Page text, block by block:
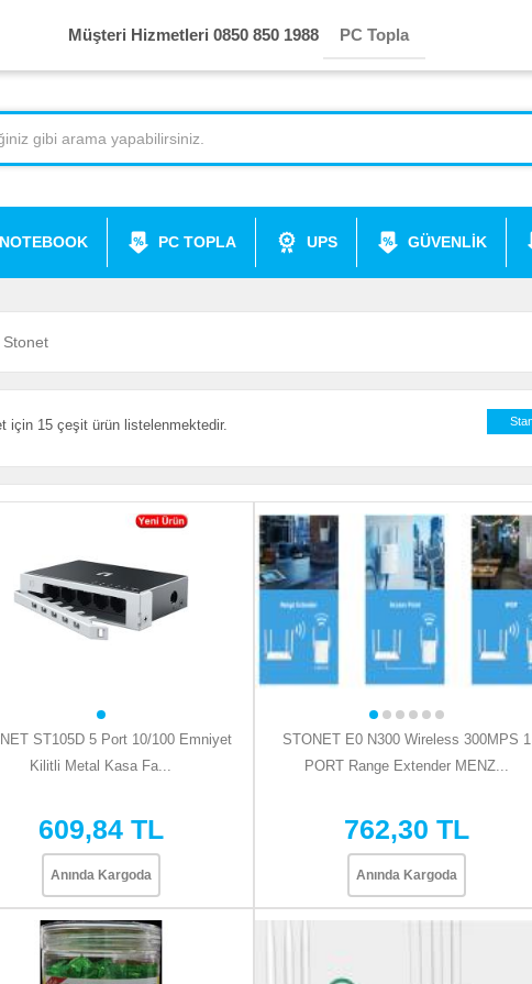
Müşteri Hizmetleri 0850 850 1988 PC Topla
NOTEBOOK PC TOPLA UPS GÜVENLİK
Stonet
için 15 çeşit ürün listelenmektedir.
ST105D 5 Port 10/100 Emniyet
Kilitli Metal Kasa Fa...
609,84 TL
Anında Kargoda
STONET E0 N300 Wireless 300MPS 1
PORT Range Extender MENZ...
762,30 TL
Anında Kargoda